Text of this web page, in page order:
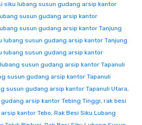
siku lubang susun gudang arsip kantor
susun gudang arsip kantor
susun gudang arsip kantor Tanjung
lubang susun gudang arsip kantor Tanjung
lubang susun gudang arsip kantor
susun gudang arsip kantor Tapanuli
susun gudang arsip kantor Tapanuli
susun gudang arsip kantor Tapanuli Utara,
arsip kantor Tebing Tinggi, rak besi
kantor Tebo, Rak Besi Siku Lubang